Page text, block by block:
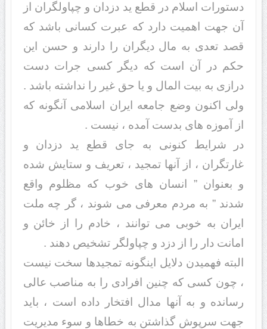
دستورات اسلام در قطع ید دزدان و چپاولگران از
آن جهت اهمیت دارد که عبرت کسانی باشد که
قصد تعدی به مال دیگران را دارند و حسن این
حکم در آن است که دیگر کسی جرات دست
درازی به بیت المال و یا حق غیر را نداشته باشد .
ولی اکنون وضع جامعه ایران اسلامی آنگونه که
از آموزه های بدست آمده ، نیست .
در شرایط کنونی به جای قطع ید دزدان و
غارتگران ، از آنها تمجید ، تعریف و ستایش شده
و بعنوان ” انسان های خوب که مظلوم واقع
شدند ” به مردم معرفی می شوند ، گر چه ملت
ایران به خوبی می توانند ، خادم را از خائن و
امانت دار را از دزد و چپاولگر تشخیص دهند .
البته فهمیدن دلایل اینگونه تمجیدها سخت نیست
، چون کسی که چنین افرادی را به مناصب عالی
رسانده و به آنها مدال افتخار داده است ، باید
جهت سرپوش گذاشتن به خطاها و سوء مدیریت